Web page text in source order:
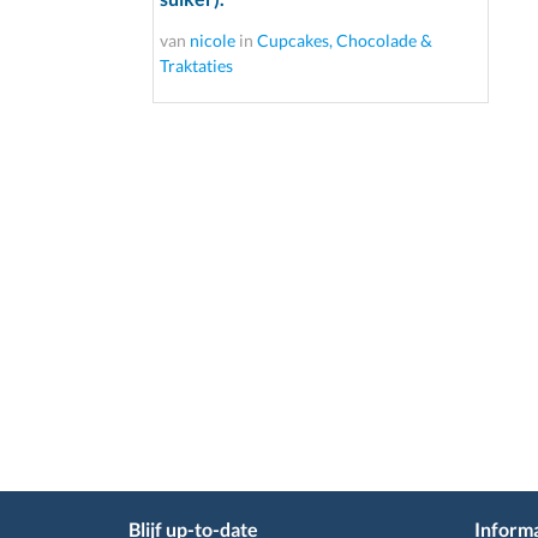
van nicole in Cupcakes, Chocolade &
Traktaties
Blijf up-to-date